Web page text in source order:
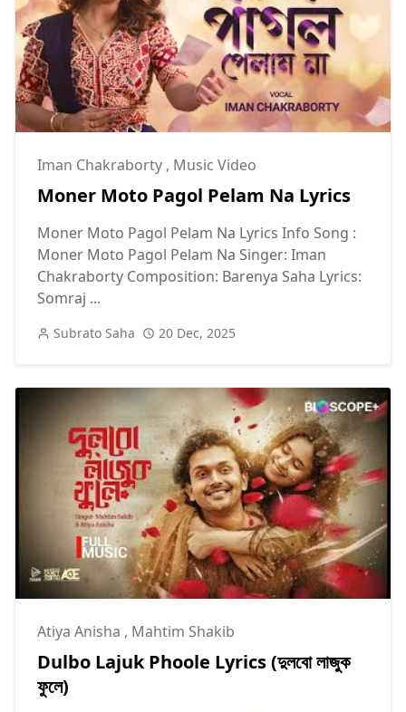
Iman Chakraborty , Music Video
Moner Moto Pagol Pelam Na Lyrics
Moner Moto Pagol Pelam Na Lyrics Info Song :
Moner Moto Pagol Pelam Na Singer: Iman
Chakraborty Composition: Barenya Saha Lyrics:
Somraj ...
Subrato Saha 20 Dec, 2025
Atiya Anisha , Mahtim Shakib
Dulbo Lajuk Phoole Lyrics (দুলবো লাজুক
ফুলে)